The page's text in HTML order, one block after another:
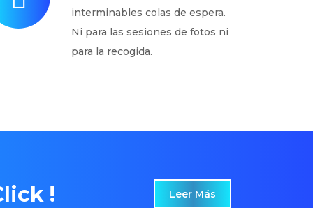
interminables colas de espera.
Ni para las sesiones de fotos ni
para la recogida.
! Leer Más